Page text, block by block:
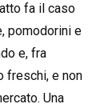
fa il caso
pomodorini e
e, fra
freschi, e non
Una